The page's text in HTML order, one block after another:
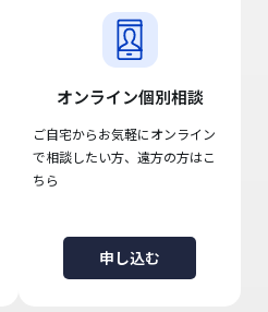
オンライン個別相談
ご自宅からお気軽にオンライン
で相談したい方、遠方の方はこ
ちら
申し込む